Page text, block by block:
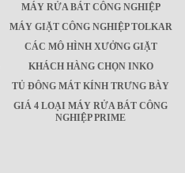
MÁY RỬA BÁT CÔNG NGHIỆP
MÁY GIẶT CÔNG NGHIỆP TOLKAR
CÁC MÔ HÌNH XƯỞNG GIẶT
KHÁCH HÀNG CHỌN INKO
TỦ ĐÔNG MÁT KÍNH TRƯNG BÀY
GIÁ 4 LOẠI MÁY RỬA BÁT CÔNG
NGHIỆP PRIME